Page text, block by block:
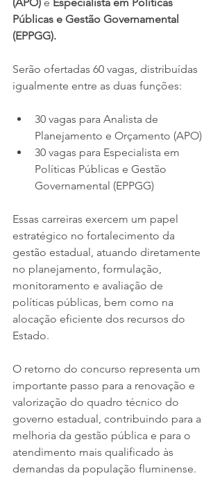
Públicas e Gestão Governamental
(EPPGG).
Serão ofertadas 60 vagas, distribuídas
igualmente entre as duas funções:
30 vagas para Analista de
Planejamento e Orçamento (APO)
30 vagas para Especialista em
Políticas Públicas e Gestão
Governamental (EPPGG)
Essas carreiras exercem um papel
estratégico no fortalecimento da
gestão estadual, atuando diretamente
no planejamento, formulação,
monitoramento e avaliação de
políticas públicas, bem como na
alocação eficiente dos recursos do
Estado.
O retorno do concurso representa um
importante passo para a renovação e
valorização do quadro técnico do
governo estadual, contribuindo para a
melhoria da gestão pública e para o
atendimento mais qualificado às
demandas da população fluminense.